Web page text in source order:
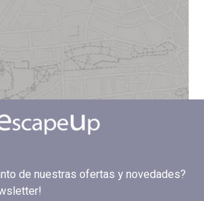
de nuestras ofertas y novedades?